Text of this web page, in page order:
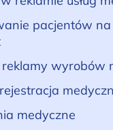
pacjentów
wyrobów
medyczne